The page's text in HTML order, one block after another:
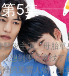
5集
賢俊主演。母胎
想到學長竟找了
的風雲人物，還